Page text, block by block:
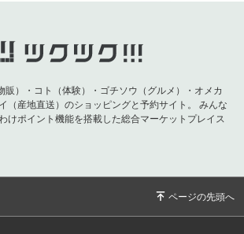
販）・コト（体験）・ゴチソウ（グルメ）・オメカ
（産地直送）のショッピングと予約サイト。
みんな
けポイント機能を搭載した総合マーケットプレイス